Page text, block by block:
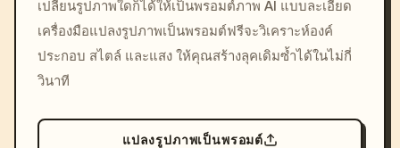
c, cyberpunk sunset, neon
colors, 8k --v 6.0
เปลี่ยนรูปภาพใดก็ได้ให้เป็นพรอมต์ภาพ AI แบบละเอียด
เครื่องมือแปลงรูปภาพเป็นพรอมต์ฟรีจะวิเคราะห์องค์
ประกอบ สไตล์ และแสง ให้คุณสร้างลุคเดิมซ้ำได้ในไม่กี่
วินาที
แปลงรูปภาพเป็นพรอมต์